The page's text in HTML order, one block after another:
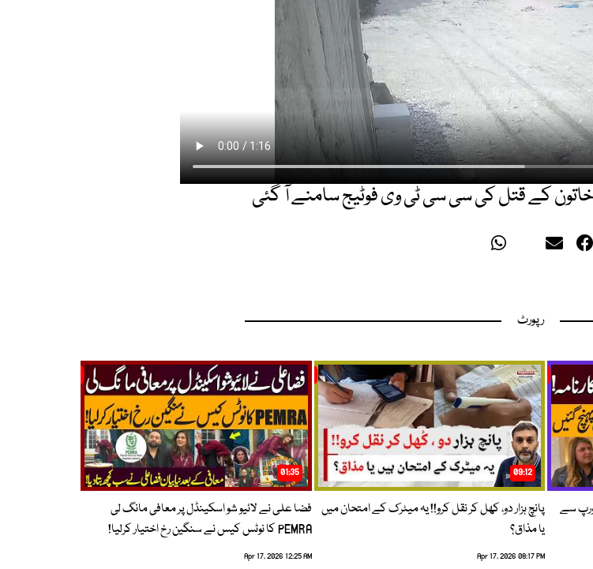
کے قتل کی سی سی ٹی وی فوٹیج سامنے آ گئی
رپورٹ
سے
09:12
پانچ ہزار دو، کھل کر نقل کرو!! یہ میٹرک کے امتحان میں
یا مذاق؟
Apr 17, 2026 08:17 PM
01:35
فضا علی نے لائیو شو اسکینڈل پر معافی مانگ لی
PEMRA کا نوٹس کیس نے سنگین رخ اختیار کرلیا!
Apr 17, 2026 12:25 AM